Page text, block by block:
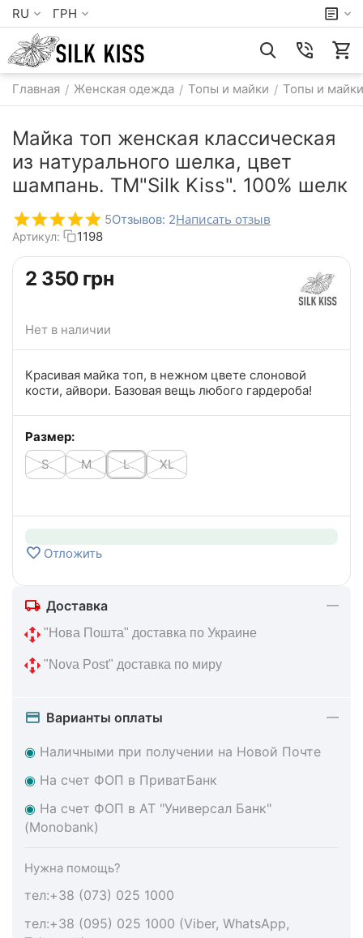
RU ГРН
Главная / Женская одежда / Топы и майки / Топы и
Майка топ женская классическая
из натурального шелка, цвет
шампань. TM"Silk Kiss". 100% шелк
5Отзывов: 2Написать отзыв
Артикул: 1198
‍2 350‍ грн
Нет в наличии
Красивая майка топ, в нежном цвете слоновой
кости, айвори. Базовая вещь любого гардероба!
Размер:
S
M L XL
Отложить
Доставка
"Нова Пошта" доставка по Украине
"Nova Post" доставка по миру
Варианты оплаты
◉ Наличными при получении на Новой Почте
◉ На счет ФОП в ПриватБанк
◉ На счет ФОП в АТ "Универсал Банк"
(Monobank)
Нужна помощь?
тел:+38 (073) 025 1000
тел:+38 (095) 025 1000 (Viber, WhatsApp,